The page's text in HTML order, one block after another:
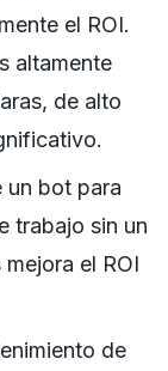
el ROI.
altamente
de alto
un bot para
trabajo sin un
el ROI
de